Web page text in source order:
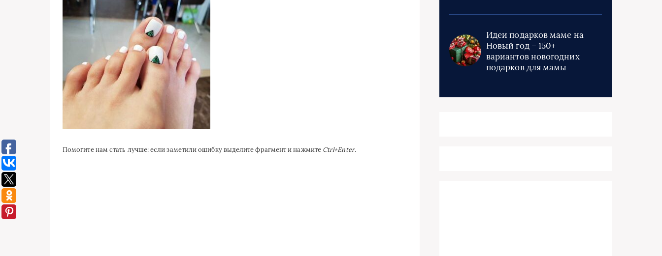
Помогите нам стать лучше: если заметили ошибку выделите фрагмент и нажмите Ctrl+Enter.
Идеи подарков маме на
Новый год – 150+
вариантов новогодних
подарков для мамы